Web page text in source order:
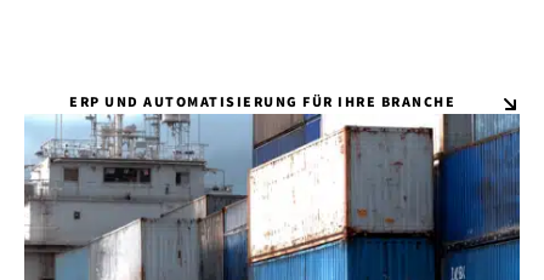
ERP UND AUTOMATISIERUNG FÜR IHRE BRANCHE